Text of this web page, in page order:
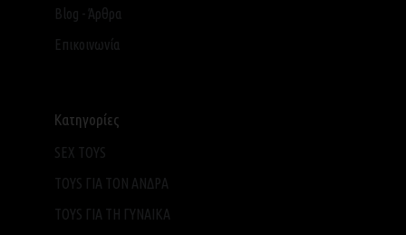
Blog - Άρθρα
Επικοινωνία
Κατηγορίες
SEX TOYS
TOYS ΓΙΑ ΤΟΝ ΑΝΔΡΑ
TOYS ΓΙΑ ΤH ΓΥΝΑΙΚΑ